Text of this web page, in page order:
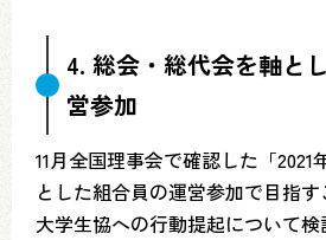
4. 総会・総代会を軸と
営参加
11月全国理事会で確認した「
とした組合員の運営参加で目指
大学生協への行動提起について